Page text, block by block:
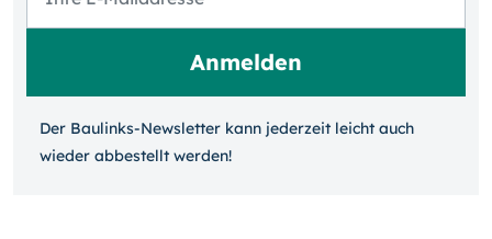
Der Baulinks-Newsletter kann jeder­zeit leicht auch
wieder ab­bestellt werden!